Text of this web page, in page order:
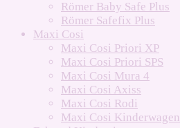
Römer Baby Safe Plus
Römer Safefix Plus
Maxi Cosi
Maxi Cosi Priori XP
Maxi Cosi Priori SPS
Maxi Cosi Mura 4
Maxi Cosi Axiss
Maxi Cosi Rodi
Maxi Cosi Kinderwagen